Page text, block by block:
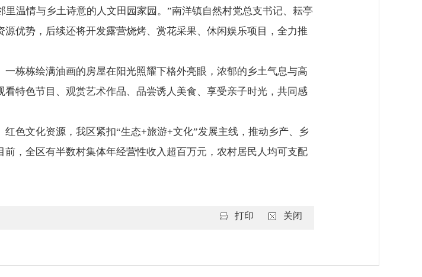
温情与乡土诗意的人文田园家园。”南洋镇自然村党总支书记、耘亭
优势，后续还将开发露营烧烤、赏花采果、休闲娱乐项目，全力推
栋栋绘满油画的房屋在阳光照耀下格外亮眼，浓郁的乡土气息与高
特色节目、观赏艺术作品、品尝诱人美食、享受亲子时光，共同感
色文化资源，我区紧扣“生态+旅游+文化”发展主线，推动乡产、乡
，全区有半数村集体年经营性收入超百万元，农村居民人均可支配
打印 关闭